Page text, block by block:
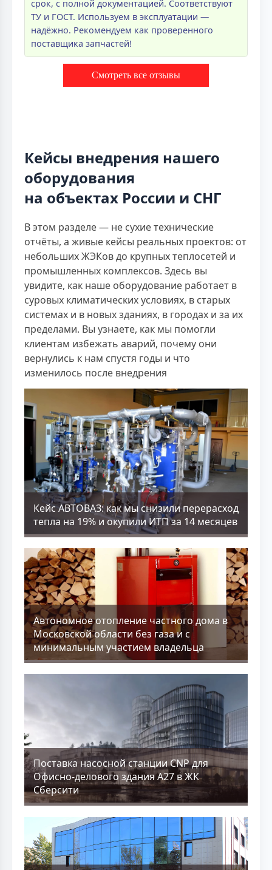
срок, с полной документацией. Соответствуют
ТУ и ГОСТ. Используем в эксплуатации —
надёжно. Рекомендуем как проверенного
поставщика запчастей!
Смотреть все отзывы
Кейсы внедрения нашего
оборудования
на объектах России и СНГ
В этом разделе — не сухие технические
отчёты, а живые кейсы реальных проектов: от
небольших ЖЭКов до крупных теплосетей и
промышленных комплексов. Здесь вы
увидите, как наше оборудование работает в
суровых климатических условиях, в старых
системах и в новых зданиях, в городах и за их
пределами. Вы узнаете, как мы помогли
клиентам избежать аварий, почему они
вернулись к нам спустя годы и что
изменилось после внедрения
Кейс АВТОВАЗ: как мы снизили перерасход
тепла на 19% и окупили ИТП за 14 месяцев
Aвтономное отопление частного дома в
Московской области без газа и с
минимальным участием владельца
Поставка насосной станции CNP для
Офисно-делового здания А27 в ЖК
Сберсити